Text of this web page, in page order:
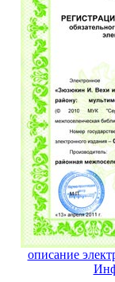
описание